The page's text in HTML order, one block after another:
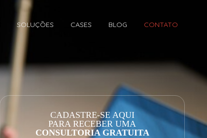
SOLUÇÕES CASES BLOG CONTATO
CADASTRE-SE AQUI
PARA RECEBER UMA
CONSULTORIA GRATUITA